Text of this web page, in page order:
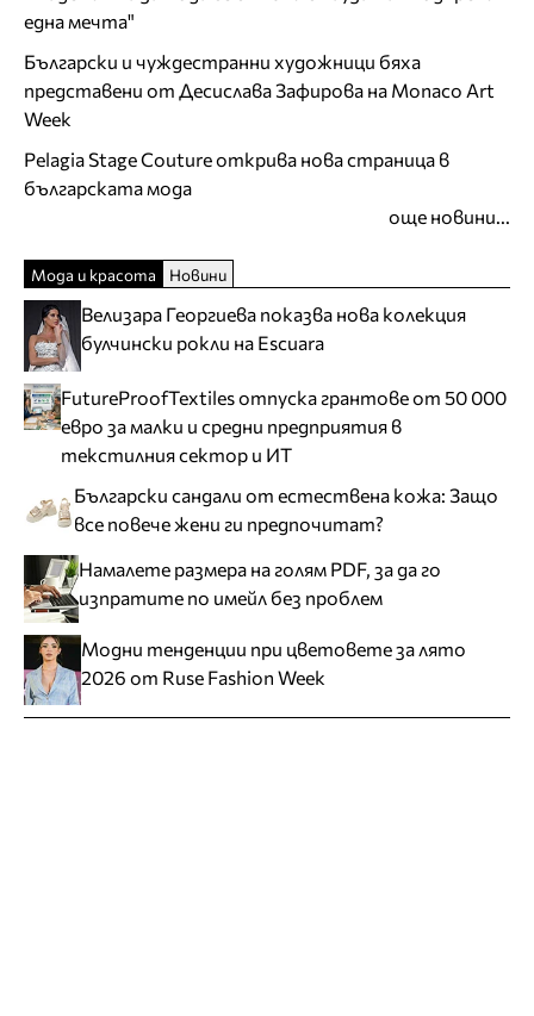
една мечта"
Български и чуждестранни художници бяха
представени от Десислава Зафирова на Monaco Art
Week
Pelagia Stage Couture открива нова страница в
българската мода
още новини...
Мода и красота Новини
Велизара Георгиева показва нова колекция
булчински рокли на Escuara
FutureProofTextiles отпуска грантове от 50 000
евро за малки и средни предприятия в
текстилния сектор и ИТ
Български сандали от естествена кожа: Защо
все повече жени ги предпочитат?
Намалете размера на голям PDF, за да го
изпратите по имейл без проблем
Модни тенденции при цветовете за лято
2026 от Ruse Fashion Week